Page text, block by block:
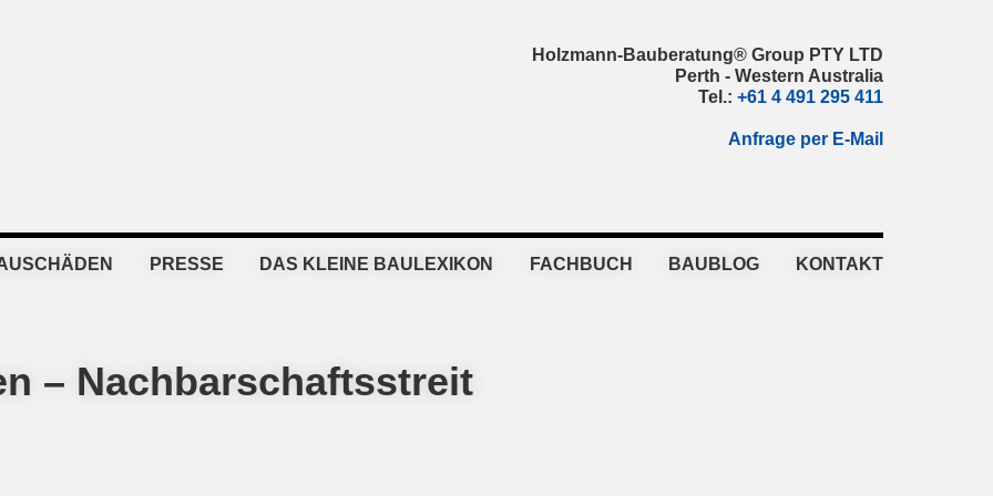
Holzmann-Bauberatung® Group PTY LTD
Perth - Western Australia
Tel.: +61 4 491 295 411
Anfrage per E-Mail
PRESSE DAS KLEINE BAULEXIKON FACHBUCH BAUBLOG KONTAKT
– Nachbarschaftsstreit